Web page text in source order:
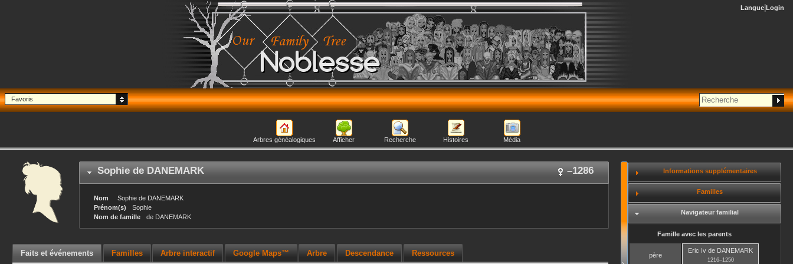
Noblesse
Langue Login
Favoris
Arbres généalogiques Afficher Recherche Histoires Média
Sophie de DANEMARK –1286
Nom Sophie de DANEMARK
Prénom(s)
Sophie
Nom de famille
de DANEMARK
Faits et événements Familles Arbre interactif Google Maps™ Arbre Descendance Ressources
Informations supplémentaires
Familles
Navigateur familial
Famille avec les parents
père
Eric Iv de DANEMARK
1216–1250